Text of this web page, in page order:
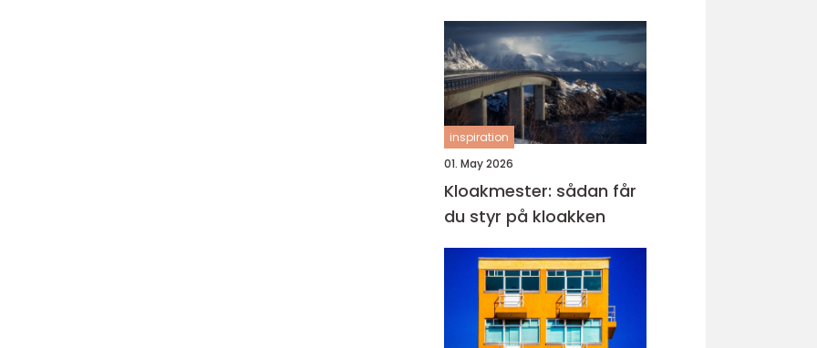
inspiration
01. May 2026
Kloakmester: sådan får
du styr på kloakken